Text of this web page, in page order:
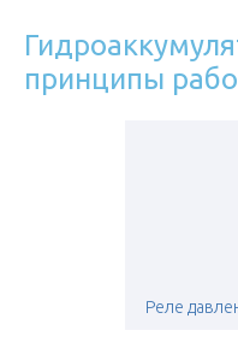
принципы
Реле